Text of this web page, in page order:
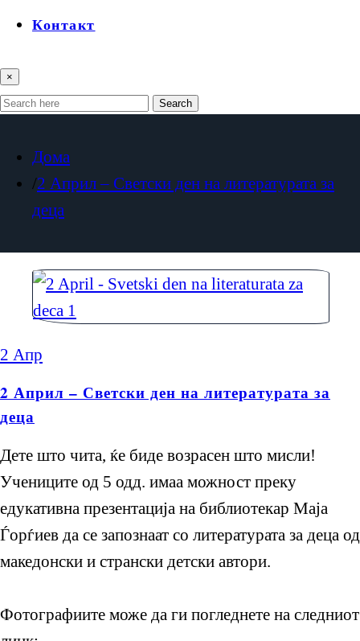
Контакт
×
Search
Дома
2 Април – Светски ден на литературата за
деца
2 Апр
2 Април – Светски ден на литературата за
деца
Дете што чита, ќе биде возрасен што мисли!
Учениците од 5 одд. имаа можност преку
едукативна презентација на библиотекар Маја
Ѓорѓиев да се запознаат со литературата за деца од
македонски и странски детски автори.
Фотографиите може да ги погледнете на следниот